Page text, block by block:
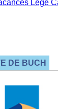
DE BUCH